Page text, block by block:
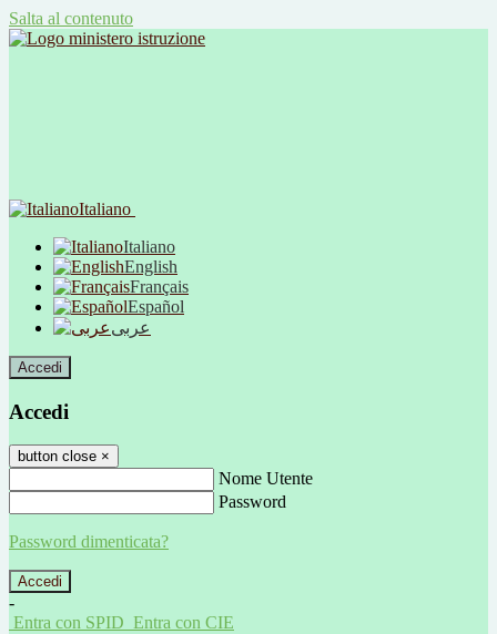
Salta al contenuto
Italiano
Italiano
English
Français
Español
عربى
Accedi
Accedi
button close ×
Nome Utente
Password
Password dimenticata?
-
Entra con SPID Entra con CIE